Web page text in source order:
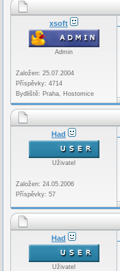
xsoft
Admin
Založen: 25.07.2004
Příspěvky: 4714
Bydliště: Praha, Hostomice
Had
Uživatel
Založen: 24.05.2006
Příspěvky: 57
Had
Uživatel